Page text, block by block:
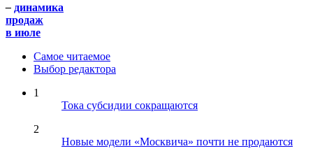
– динамика
продаж
в июле
Самое читаемое
Выбор редактора
1
Тока субсидии сокращаются
2
Новые модели «Москвича» почти не продаются